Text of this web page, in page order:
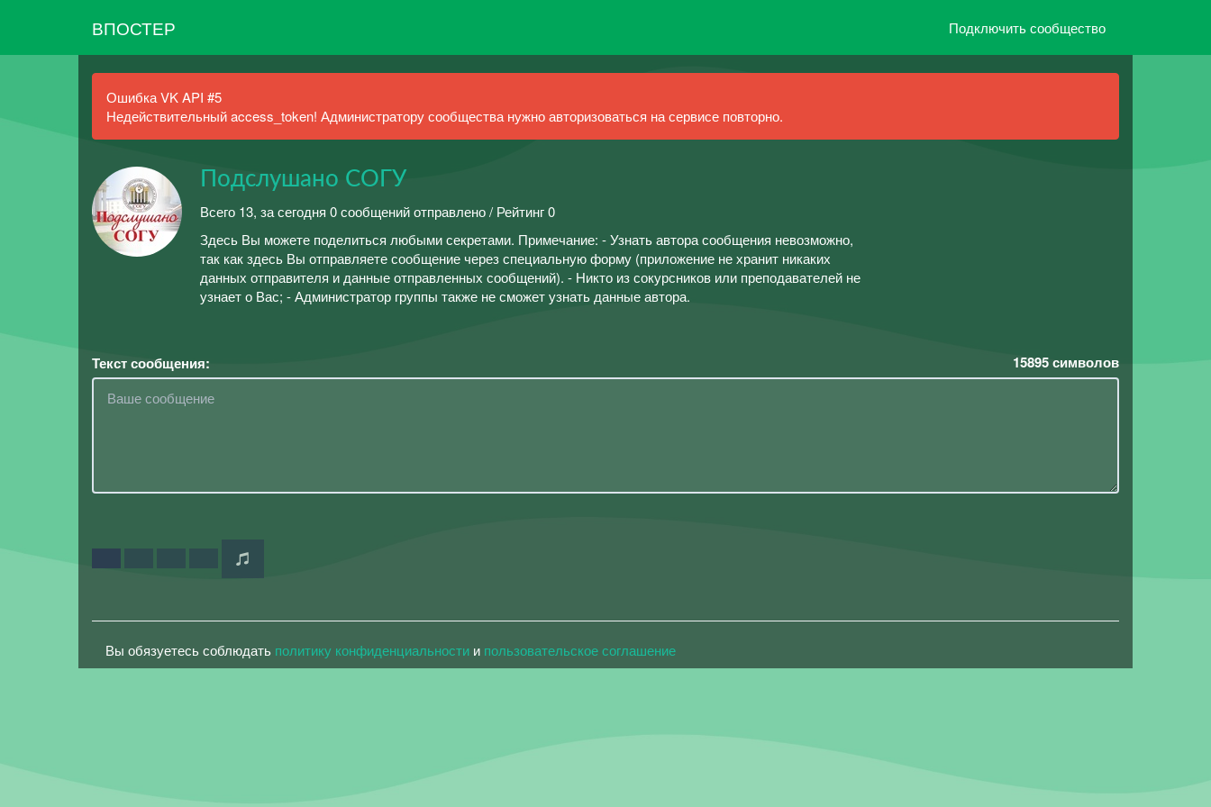
ВПОСТЕР Подключить сообщество
Ошибка VK API #5
Недействительный access_token! Администратору сообщества нужно авторизоваться на сервисе повторно.
Подслушано СОГУ
Всего 13, за сегодня 0 сообщений отправлено / Рейтинг 0
Здесь Вы можете поделиться любыми секретами. Примечание: - Узнать автора сообщения невозможно,
так как здесь Вы отправляете сообщение через специальную форму (приложение не хранит никаких
данных отправителя и данные отправленных сообщений). - Никто из сокурсников или преподавателей не
узнает о Вас; - Администратор группы также не сможет узнать данные автора.
Текст сообщения: 15895символов
Вы обязуетесь соблюдать политику конфиденциальности и пользовательское соглашение